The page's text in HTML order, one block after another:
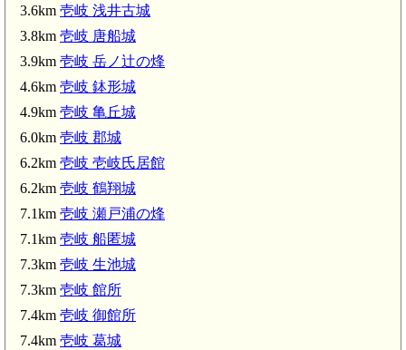
3.6km 壱岐 浅井古城
3.8km 壱岐 唐船城
3.9km 壱岐 岳ノ辻の烽
4.6km 壱岐 鉢形城
4.9km 壱岐 亀丘城
6.0km 壱岐 郡城
6.2km 壱岐 壱岐氏居館
6.2km 壱岐 鶴翔城
7.1km 壱岐 瀬戸浦の烽
7.1km 壱岐 船匿城
7.3km 壱岐 生池城
7.3km 壱岐 館所
7.4km 壱岐 御館所
7.4km 壱岐 葛城